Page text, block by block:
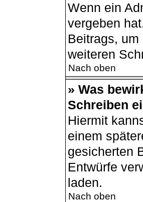
Wenn ein
vergeben
Beitrags,
weiteren
Nach oben
» Was
Schreiben
Hiermit
einem
gesicherten
Entwürfe
laden.
Nach oben